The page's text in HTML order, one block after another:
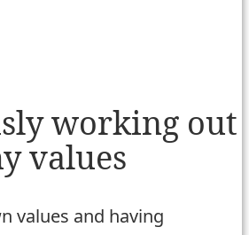
working out
values
values and having